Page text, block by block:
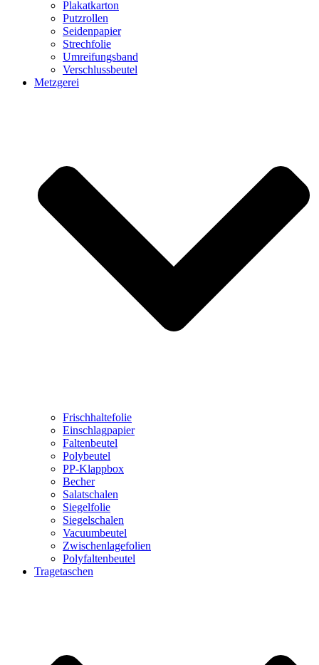
Plakatkarton
Putzrollen
Seidenpapier
Strechfolie
Umreifungsband
Verschlussbeutel
Metzgerei
Frischhaltefolie
Einschlagpapier
Faltenbeutel
Polybeutel
PP-Klappbox
Becher
Salatschalen
Siegelfolie
Siegelschalen
Vacuumbeutel
Zwischenlagefolien
Polyfaltenbeutel
Tragetaschen